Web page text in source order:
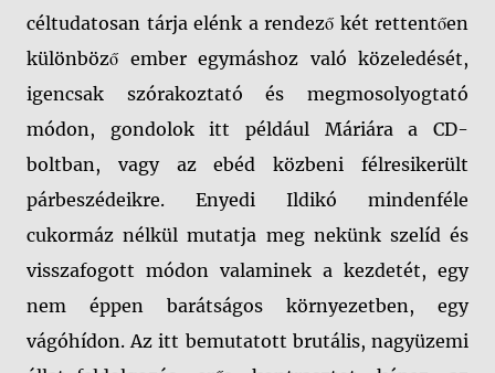
céltudatosan tárja elénk a rendező két rettentően
különböző ember egymáshoz való közeledését,
igencsak szórakoztató és megmosolyogtató
módon, gondolok itt például Máriára a CD-
boltban, vagy az ebéd közbeni félresikerült
párbeszédeikre. Enyedi Ildikó mindenféle
cukormáz nélkül mutatja meg nekünk szelíd és
visszafogott módon valaminek a kezdetét, egy
nem éppen barátságos környezetben, egy
vágóhídon. Az itt bemutatott brutális, nagyüzemi